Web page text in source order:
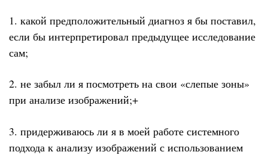
1. какой предположительный диагноз я бы поставил,
если бы интерпретировал предыдущее исследование
сам;
2. не забыл ли я посмотреть на свои «слепые зоны»
при анализе изображений;+
3. придерживаюсь ли я в моей работе системного
подхода к анализу изображений с использованием